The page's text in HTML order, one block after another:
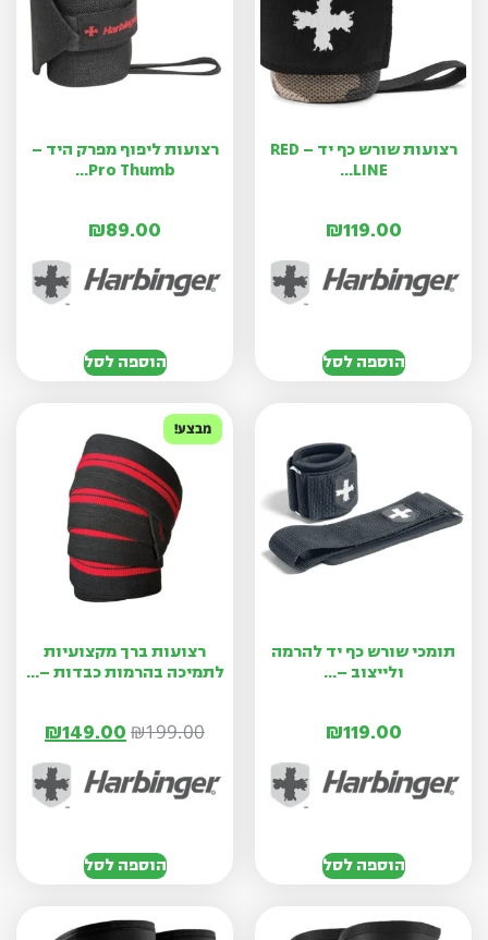
רצועות שורש כף יד – RED
LINE...
₪119.00
הוספה לסל
רצועות ליפוף מפרק היד –
Pro Thumb...
₪89.00
הוספה לסל
תומכי שורש כף יד להרמה
ולייצוב –...
₪119.00
הוספה לסל
מבצע!
רצועות ברך מקצועיות
לתמיכה בהרמות כבדות –...
₪199.00
₪149.00
הוספה לסל